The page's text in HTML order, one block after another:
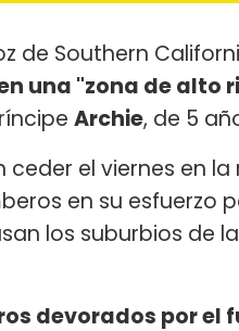
de Southern
una "zona de alto
Archie, de 5
ceder el viernes en
en su esfuerzo
los suburbios de
devorados por el